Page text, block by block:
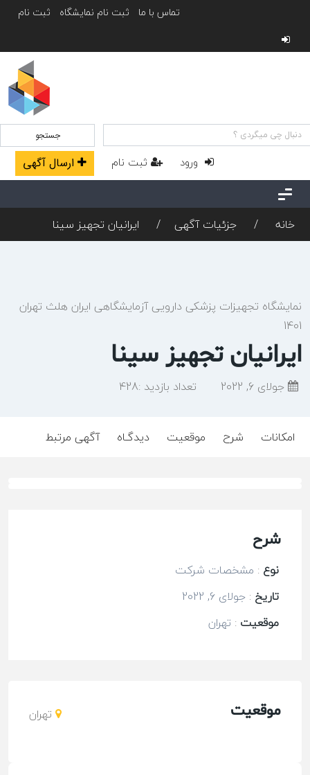
تماس با ما ثبت نام نمایشگاه ثبت نام
جستجو
ورود ثبت نام ارسال آگهی
خانه جزئیات آگهی ایرانیان تجهیز سینا
نمایشگاه تجهیزات پزشکی دارویی آزمایشگاهی ایران هلث تهران
1401
ایرانیان تجهیز سینا
جولای 6, 2022 تعداد بازدید :428
امکانات شرح موقعیت دیدگـاه آگهی مرتبط
شرح
نوع : مشخصات شرکت
تاریخ : جولای 6, 2022
موقعیت : تهران
موقعیت تهران